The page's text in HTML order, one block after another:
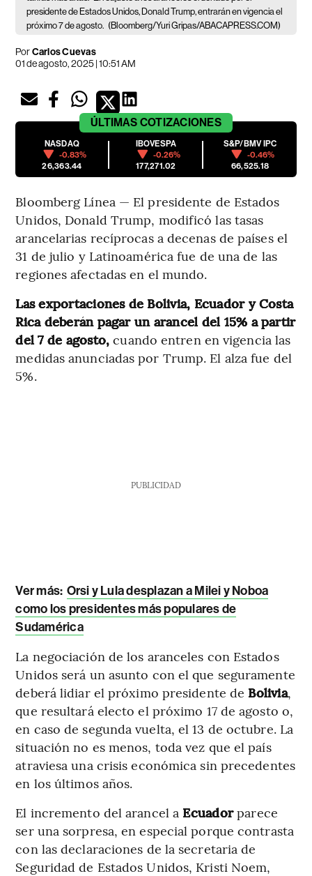
presidente de Estados Unidos, Donald Trump, entrarán en vigencia el
próximo 7 de agosto. (Bloomberg/Yuri Gripas/ABACAPRESS.COM)
PorCarlos Cuevas
01 de agosto, 2025 | 10:51 AM
ÚLTIMAS COTIZACIONES
NASDAQ
-0.83%
26,363.44
IBOVESPA
-0.26%
177,271.02
S&P/BMV IPC
-0.46%
66,525.18
Bloomberg Línea — El presidente de Estados
Unidos, Donald Trump, modificó las tasas
arancelarias recíprocas a decenas de países el
31 de julio y Latinoamérica fue de una de las
regiones afectadas en el mundo.
Las exportaciones de Bolivia, Ecuador y Costa
Rica deberán pagar un arancel del 15% a partir
del 7 de agosto, cuando entren en vigencia las
medidas anunciadas por Trump. El alza fue del
5%.
PUBLICIDAD
Ver más: Orsi y Lula desplazan a Milei y Noboa
como los presidentes más populares de
Sudamérica
La negociación de los aranceles con Estados
Unidos será un asunto con el que seguramente
deberá lidiar el próximo presidente de Bolivia,
que resultará electo el próximo 17 de agosto o,
en caso de segunda vuelta, el 13 de octubre. La
situación no es menos, toda vez que el país
atraviesa una crisis económica sin precedentes
en los últimos años.
El incremento del arancel a Ecuadorparece
ser una sorpresa, en especial porque contrasta
con las declaraciones de la secretaria de
Seguridad de Estados Unidos, Kristi Noem,